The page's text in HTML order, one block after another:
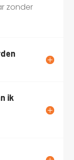
zonder
ik